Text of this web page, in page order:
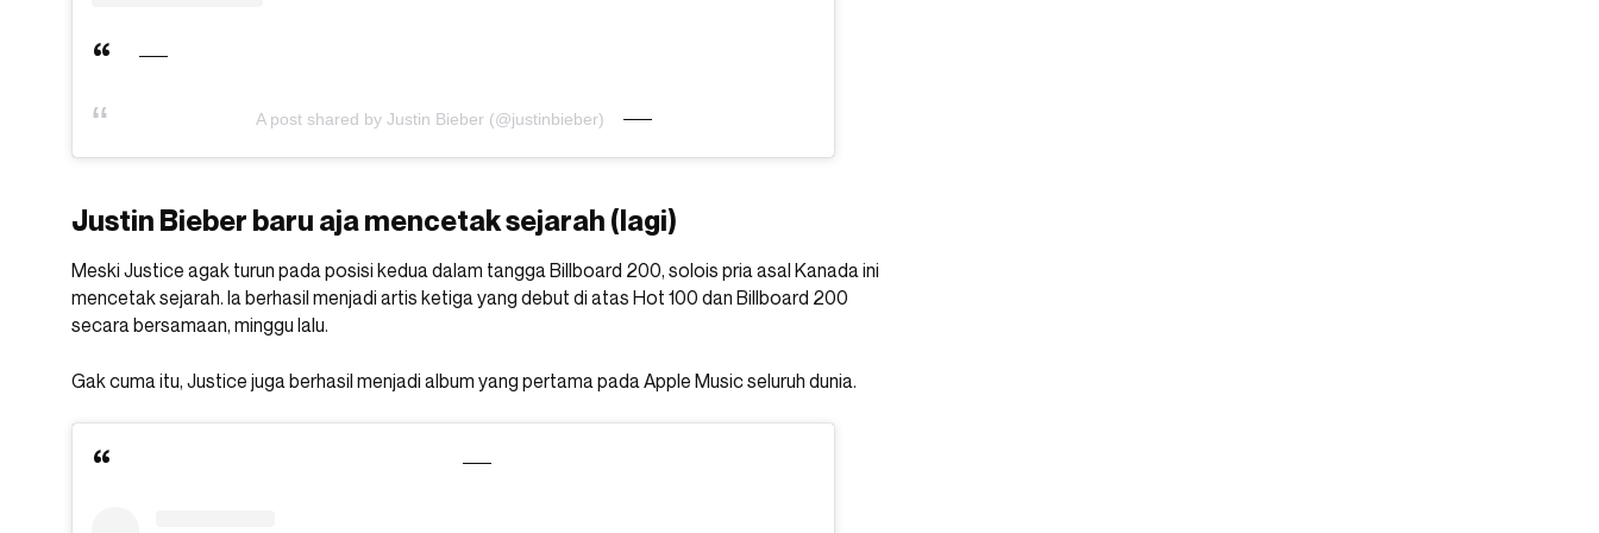
A post shared by Justin Bieber (@justinbieber)
Justin Bieber baru aja mencetak sejarah (lagi)
Meski Justice agak turun pada posisi kedua dalam tangga Billboard 200, solois pria asal Kanada ini
mencetak sejarah. Ia berhasil menjadi artis ketiga yang debut di atas Hot 100 dan Billboard 200
secara bersamaan, minggu lalu.
Gak cuma itu, Justice juga berhasil menjadi album yang pertama pada Apple Music seluruh dunia.